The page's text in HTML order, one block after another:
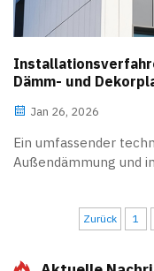
Dämm- und
Jan 26, 2026
Ein umfassender
Außendämmung und
energieeffiziente
Zurück 1